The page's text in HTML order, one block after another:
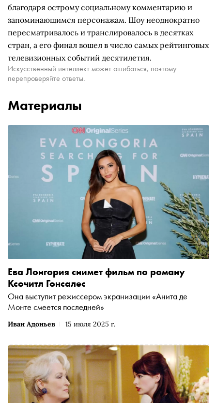
благодаря острому социальному комментарию и
запоминающимся персонажам. Шоу неоднократно
пересматривалось и транслировалось в десятках
стран, а его финал вошел в число самых рейтинговых
телевизионных событий десятилетия.
Искусственный интеллект может ошибаться, поэтому
перепроверяйте ответы.
Материалы
Иван Адоньев 15 июля 2025 г.
Ева Лонгория снимет фильм по роману
Ксочитл Гонсалес
Она выступит режиссером экранизации «Анита де
Монте смеется последней»